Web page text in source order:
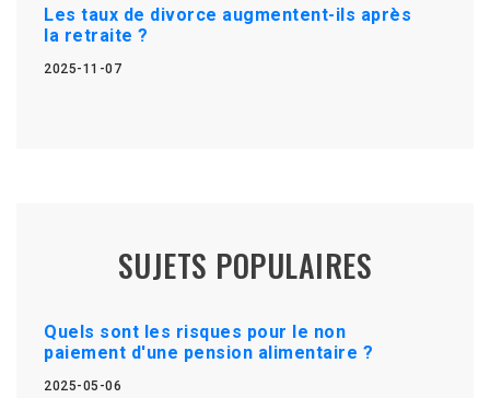
Les taux de divorce augmentent-ils après
la retraite ?
2025-11-07
SUJETS POPULAIRES
Quels sont les risques pour le non
paiement d'une pension alimentaire ?
2025-05-06